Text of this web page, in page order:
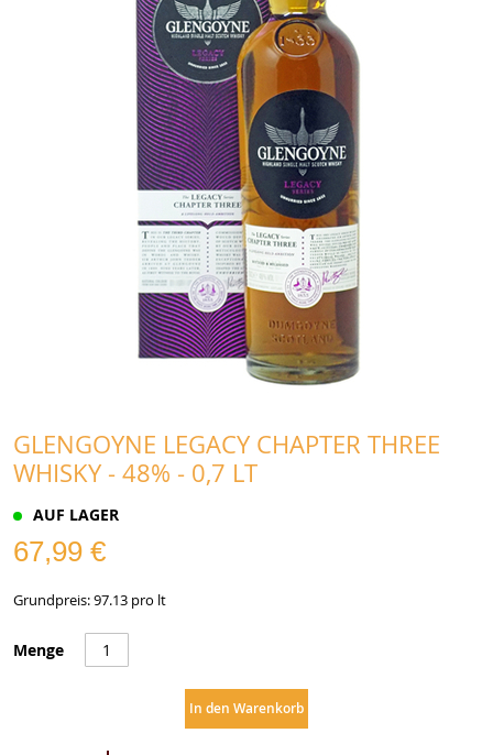
GLENGOYNE LEGACY CHAPTER THREE
WHISKY - 48% - 0,7 LT
AUF LAGER
67,99 €
Grundpreis: 97.13 pro lt
Menge
In den Warenkorb